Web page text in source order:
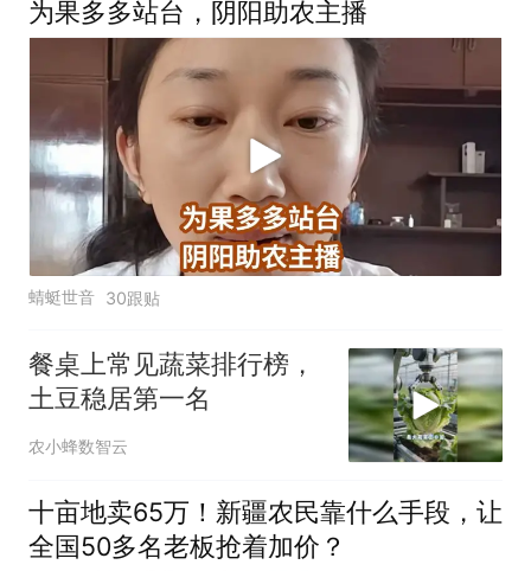
为果多多站台，阴阳助农主播
蜻蜓世音 30跟贴
餐桌上常见蔬菜排行榜，
土豆稳居第一名
农小蜂数智云
十亩地卖65万！新疆农民靠什么手段，让
全国50多名老板抢着加价？